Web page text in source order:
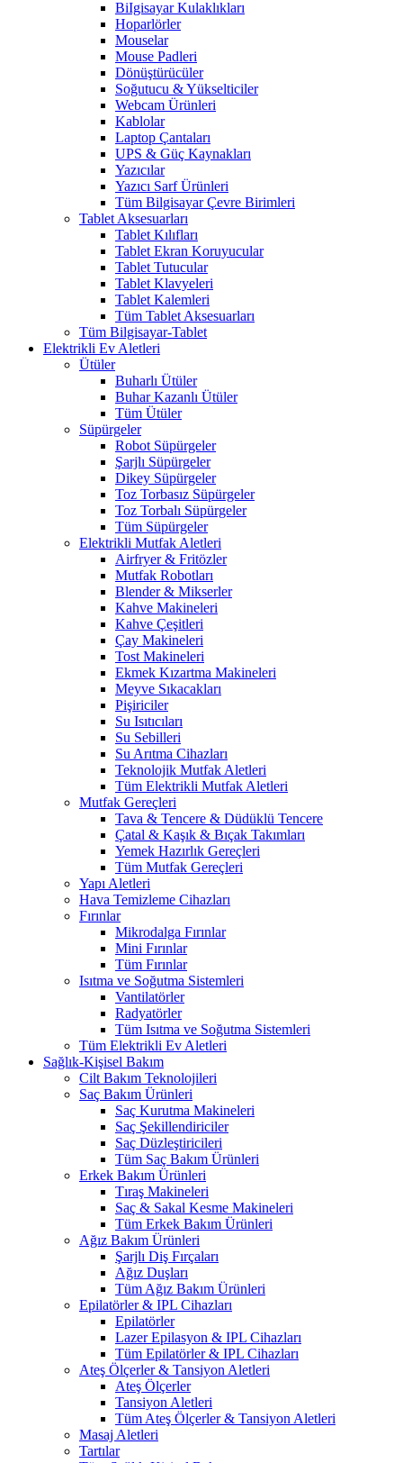
BiIgisayar Kulaklıkları
Hoparlörler
Mouselar
Mouse Padleri
Dönüştürücüler
Soğutucu & Yükselticiler
Webcam Ürünleri
Kablolar
Laptop Çantaları
UPS & Güç Kaynakları
Yazıcılar
Yazıcı Sarf Ürünleri
Tüm Bilgisayar Çevre Birimleri
Tablet Aksesuarları
Tablet Kılıfları
Tablet Ekran Koruyucular
Tablet Tutucular
Tablet Klavyeleri
Tablet Kalemleri
Tüm Tablet Aksesuarları
Tüm Bilgisayar-Tablet
Elektrikli Ev Aletleri
Ütüler
Buharlı Ütüler
Buhar Kazanlı Ütüler
Tüm Ütüler
Süpürgeler
Robot Süpürgeler
Şarjlı Süpürgeler
Dikey Süpürgeler
Toz Torbasız Süpürgeler
Toz Torbalı Süpürgeler
Tüm Süpürgeler
Elektrikli Mutfak Aletleri
Airfryer & Fritözler
Mutfak Robotları
Blender & Mikserler
Kahve Makineleri
Kahve Çeşitleri
Çay Makineleri
Tost Makineleri
Ekmek Kızartma Makineleri
Meyve Sıkacakları
Pişiriciler
Su Isıtıcıları
Su Sebilleri
Su Arıtma Cihazları
Teknolojik Mutfak Aletleri
Tüm Elektrikli Mutfak Aletleri
Mutfak Gereçleri
Tava & Tencere & Düdüklü Tencere
Çatal & Kaşık & Bıçak Takımları
Yemek Hazırlık Gereçleri
Tüm Mutfak Gereçleri
Yapı Aletleri
Hava Temizleme Cihazları
Fırınlar
Mikrodalga Fırınlar
Mini Fırınlar
Tüm Fırınlar
Isıtma ve Soğutma Sistemleri
Vantilatörler
Radyatörler
Tüm Isıtma ve Soğutma Sistemleri
Tüm Elektrikli Ev Aletleri
Sağlık-Kişisel Bakım
Cilt Bakım Teknolojileri
Saç Bakım Ürünleri
Saç Kurutma Makineleri
Saç Şekillendiriciler
Saç Düzleştiricileri
Tüm Saç Bakım Ürünleri
Erkek Bakım Ürünleri
Tıraş Makineleri
Saç & Sakal Kesme Makineleri
Tüm Erkek Bakım Ürünleri
Ağız Bakım Ürünleri
Şarjlı Diş Fırçaları
Ağız Duşları
Tüm Ağız Bakım Ürünleri
Epilatörler & IPL Cihazları
Epilatörler
Lazer Epilasyon & IPL Cihazları
Tüm Epilatörler & IPL Cihazları
Ateş Ölçerler & Tansiyon Aletleri
Ateş Ölçerler
Tansiyon Aletleri
Tüm Ateş Ölçerler & Tansiyon Aletleri
Masaj Aletleri
Tartılar